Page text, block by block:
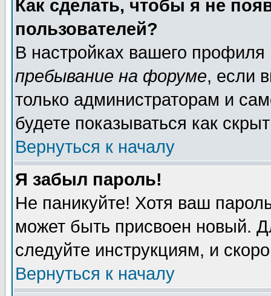
Как сделать, чтобы я не
пользователей?
В настройках вашего
пребывание на форуме, если
только администраторам и
будете показываться как
Вернуться к началу
Я забыл пароль!
Не паникуйте! Хотя ваш
может быть присвоен новый.
следуйте инструкциям, и
Вернуться к началу